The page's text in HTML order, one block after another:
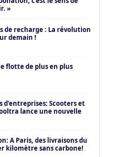
»
de recharge : La révolution
demain !
flotte de plus en plus
d’entreprises: Scooters et
lance une nouvelle
A Paris, des livraisons du
kilomètre sans carbone!